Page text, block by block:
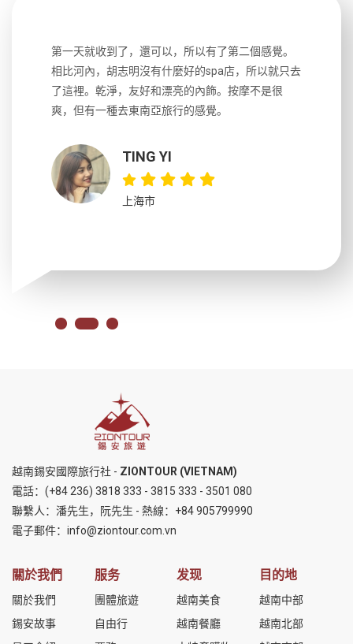
第一天就收到了，還可以，所以有了第二個感覺。
相比河內，胡志明沒有什麼好的spa店，所以就只去
了這裡。乾淨，友好和漂亮的內飾。按摩不是很
爽，但有一種去東南亞旅行的感覺。
TING YI
上海市
越南錫安國際旅行社 - ZIONTOUR (VIETNAM)
電話： (+84 236) 3818 333 - 3815 333 - 3501 080
聯繫人：潘先生，阮先生 - 熱線： +84 905799990
電子郵件： info@ziontour.com.vn
關於我們
關於我們
錫安故事
服务
團體旅遊
自由行
发现
越南美食
越南餐廳
目的地
越南中部
越南北部